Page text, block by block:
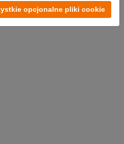
opcjonalne pliki cookie